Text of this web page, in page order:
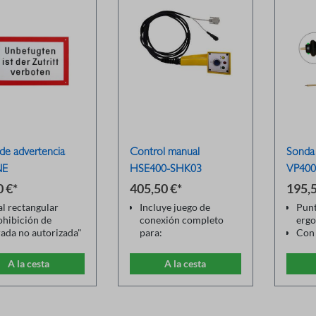
advertencia
€*
rectangular
de
no autorizada"
200mm x
rojo/blanco;
A la cesta
Control manual
HSE400-SHK03
405,50 €*
Incluye juego de
conexión completo
para:
seguridad ST400
Botón de inicio,
funcionalidad PE
A la cesta